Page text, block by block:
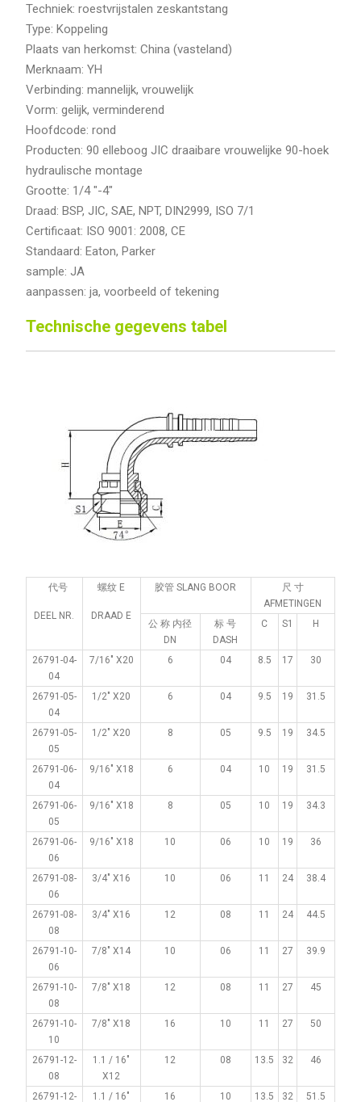
Techniek: roestvrijstalen zeskantstang
Type: Koppeling
Plaats van herkomst: China (vasteland)
Merknaam: YH
Verbinding: mannelijk, vrouwelijk
Vorm: gelijk, verminderend
Hoofdcode: rond
Producten: 90 elleboog JIC draaibare vrouwelijke 90-hoek
hydraulische montage
Grootte: 1/4 "-4"
Draad: BSP, JIC, SAE, NPT, DIN2999, ISO 7/1
Certificaat: ISO 9001: 2008, CE
Standaard: Eaton, Parker
sample: JA
aanpassen: ja, voorbeeld of tekening
Technische gegevens tabel
代号
DEEL NR.
螺纹 E
DRAAD E
胶管 SLANG BOOR
尺 寸
AFMETINGEN
公 称 内径
DN
标 号
DASH
C S1 H
26791-04-
04
7/16" X20 6 04 8.5 17 30
26791-05-
04
1/2" X20 6 04 9.5 19 31.5
26791-05-
05
1/2" X20 8 05 9.5 19 34.5
26791-06-
04
9/16" X18 6 04 10 19 31.5
26791-06-
05
9/16" X18 8 05 10 19 34.3
26791-06-
06
9/16" X18 10 06 10 19 36
26791-08-
06
3/4" X16 10 06 11 24 38.4
26791-08-
08
3/4" X16 12 08 11 24 44.5
26791-10-
06
7/8" X14 10 06 11 27 39.9
26791-10-
08
7/8" X18 12 08 11 27 45
26791-10-
10
7/8" X18 16 10 11 27 50
26791-12-
08
1.1 / 16"
X12
12 08 13.5 32 46
26791-12- 1.1 / 16" 16 10 13.5 32 51.5